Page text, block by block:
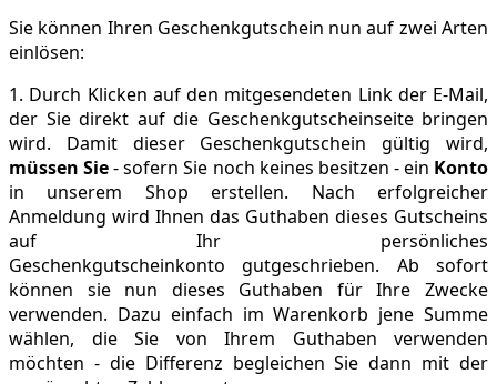
Sie können Ihren Geschenkgutschein nun auf zwei Arten
einlösen:
1. Durch Klicken auf den mitgesendeten Link der E-Mail,
der Sie direkt auf die Geschenkgutscheinseite bringen
wird. Damit dieser Geschenkgutschein gültig wird,
müssen Sie- sofern Sie noch keines besitzen - ein Konto
in unserem Shop erstellen. Nach erfolgreicher
Anmeldung wird Ihnen das Guthaben dieses Gutscheins
auf Ihr persönliches
Geschenkgutscheinkonto gutgeschrieben. Ab sofort
können sie nun dieses Guthaben für Ihre Zwecke
verwenden. Dazu einfach im Warenkorb jene Summe
wählen, die Sie von Ihrem Guthaben verwenden
möchten - die Differenz begleichen Sie dann mit der